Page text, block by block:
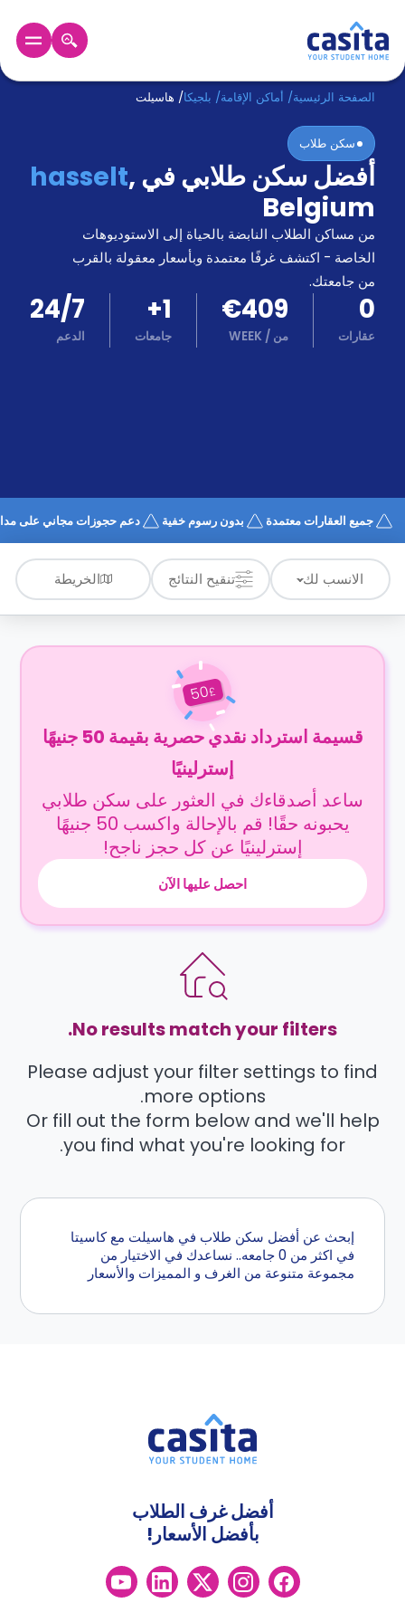
الرئيسية عربي EUR
دخول
حجز
السكن
نحن؟
المدونة
أخبر
أصدقائك
اكسب
كن
كيف
تعمل؟
الأسئلة
الشائعة
الصفحة الرئيسية/ أماكن الإقامة/ بلجيكا/ هاسيلت
سكن طلاب
أفضل سكن طلابي في hasselt,
Belgium
من مساكن الطلاب النابضة بالحياة إلى الاستوديوهات
الخاصة - اكتشف غرفًا معتمدة وبأسعار معقولة بالقرب
من جامعتك.
0
عقارات
€409
من /
WEEK
1
+
جامعات
24/7
الدعم
جميع العقارات معتمدة بدون رسوم خفية دعم حجوزات مجاني على مدار
الانسب لك تنقيح النتائج الخريطة
£
50
قسيمة استرداد نقدي حصرية بقيمة 50 جنيهًا
إسترلينيًا
ساعد أصدقاءك في العثور على سكن طلابي
يحبونه حقًا! قم بالإحالة واكسب 50 جنيهًا
إسترلينيًا عن كل حجز ناجح!
احصل عليها الآن
No results match your filters.
Please adjust your filter settings to find
more options.
Or fill out the form below and we'll help
you find what you're looking for.
إبحث عن أفضل سكن طلاب في هاسيلت مع كاسيتا
في اكثر من 0 جامعه.. نساعدك في الاختيار من
مجموعة متنوعة من الغرف و المميزات والأسعار
أفضل غرف الطلاب
بأفضل الأسعار!